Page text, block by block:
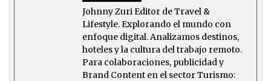
Johnny Zuri Editor de Travel &
Lifestyle. Explorando el mundo con
enfoque digital. Analizamos destinos,
hoteles y la cultura del trabajo remoto.
Para colaboraciones, publicidad y
Brand Content en el sector Turismo: